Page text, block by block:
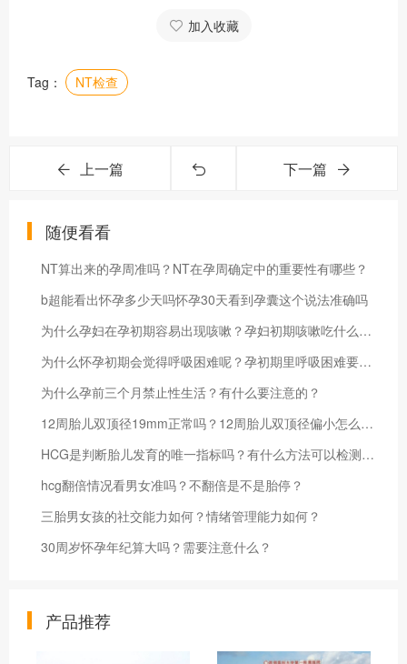
加入收藏
Tag： NT检查
上一篇 下一篇
随便看看
NT算出来的孕周准吗？NT在孕周确定中的重要性有哪些？
b超能看出怀孕多少天吗怀孕30天看到孕囊这个说法准确吗
为什么孕妇在孕初期容易出现咳嗽？孕妇初期咳嗽吃什么药？
为什么怀孕初期会觉得呼吸困难呢？孕初期里呼吸困难要如何缓解？
为什么孕前三个月禁止性生活？有什么要注意的？
12周胎儿双顶径19mm正常吗？12周胎儿双顶径偏小怎么办？
HCG是判断胎儿发育的唯一指标吗？有什么方法可以检测胎儿发育的情况？
hcg翻倍情况看男女准吗？不翻倍是不是胎停？
三胎男女孩的社交能力如何？情绪管理能力如何？
30周岁怀孕年纪算大吗？需要注意什么？
产品推荐